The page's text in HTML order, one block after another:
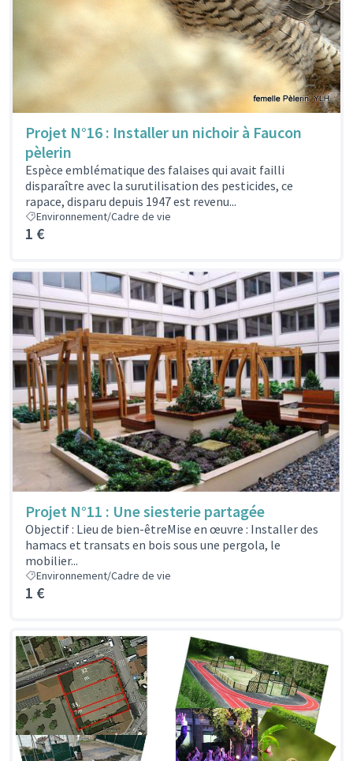
Projet N°16 : Installer un nichoir à Faucon
pèlerin
Espèce emblématique des falaises qui avait failli
disparaître avec la surutilisation des pesticides, ce
rapace, disparu depuis 1947 est revenu...
Environnement/Cadre de vie
1 €
Projet N°11 : Une siesterie partagée
Objectif : Lieu de bien-êtreMise en œuvre : Installer des
hamacs et transats en bois sous une pergola, le
mobilier...
Environnement/Cadre de vie
1 €